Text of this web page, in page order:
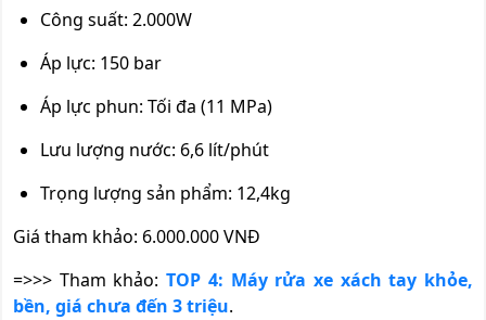
Công suất: 2.000W
Áp lực: 150 bar
Áp lực phun: Tối đa (11 MPa)
Lưu lượng nước: 6,6 lít/phút
Trọng lượng sản phẩm: 12,4kg
Giá tham khảo: 6.000.000 VNĐ
=>>> Tham khảo:TOP 4: Máy rửa xe xách tay khỏe,
bền, giá chưa đến 3 triệu.